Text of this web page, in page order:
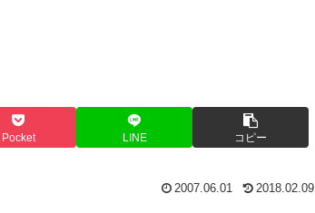
Pocket LINE コピー
2007.06.01 2018.02.09